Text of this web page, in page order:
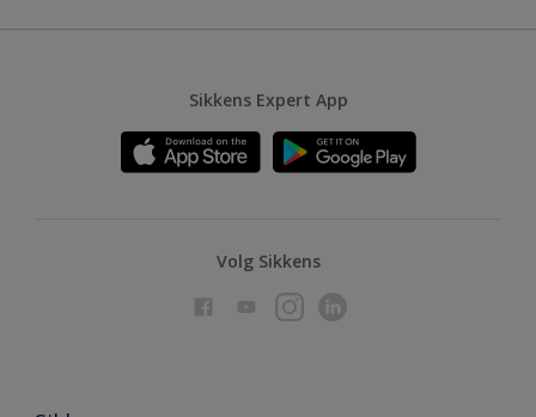
Sikkens Expert App
Volg Sikkens